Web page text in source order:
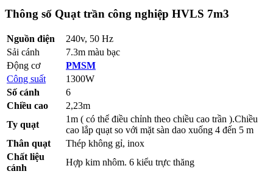
Thông số Quạt trần công nghiệp HVLS 7m3
Nguồn điện
240v, 50 Hz
Sải cánh
7.3m màu bạc
Động cơ
PMSM
Công suất
1300W
Số cánh
6
Chiều cao
2,23m
Ty quạt
1m ( có thể điều chỉnh theo chiều cao trần ).Chiều
cao lắp quạt so với mặt sàn dao xuống 4 đến 5 m
Thân quạt
Thép không gỉ, inox
Chất liệu
cánh
Hợp kim nhôm. 6 kiểu trực thăng